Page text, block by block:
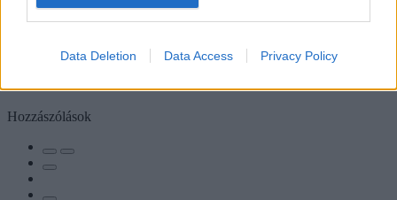
Data Deletion Data Access Privacy Policy
Hozzászólások